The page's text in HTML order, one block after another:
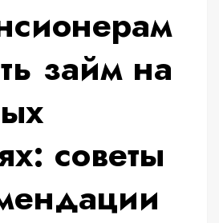
займ на
советы